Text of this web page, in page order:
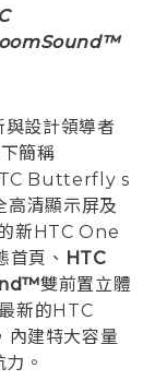
與設計領導者
簡稱
Butterfly s
清顯示屏及
新HTC One
首頁、 HTC
雙前置立體
新的HTC
建特大容量
。